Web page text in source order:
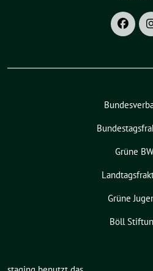
Grüne BW
Grüne
Böll